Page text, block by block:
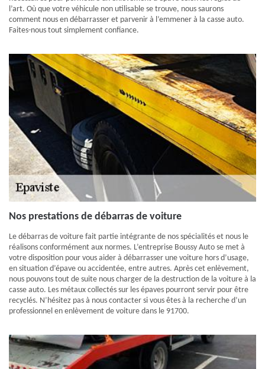
l’art. Où que votre véhicule non utilisable se trouve, nous saurons
comment nous en débarrasser et parvenir à l’emmener à la casse auto.
Faites-nous tout simplement confiance.
Nos prestations de débarras de voiture
Le débarras de voiture fait partie intégrante de nos spécialités et nous le
réalisons conformément aux normes. L’entreprise Boussy Auto se met à
votre disposition pour vous aider à débarrasser une voiture hors d’usage,
en situation d’épave ou accidentée, entre autres. Après cet enlèvement,
nous pouvons tout de suite nous charger de la destruction de la voiture à la
casse auto. Les métaux collectés sur les épaves pourront servir pour être
recyclés. N’hésitez pas à nous contacter si vous êtes à la recherche d’un
professionnel en enlèvement de voiture dans le 91700.